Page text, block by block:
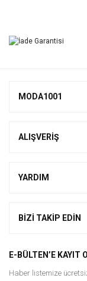
MODA1001
ALIŞVERİŞ
YARDIM
BİZİ TAKİP EDİN
E-BÜLTEN’E KAYIT
Haber listemize